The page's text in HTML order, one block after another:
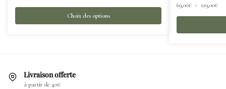
Choix des options
69,00€ – 129,00€
Livraison offerte
à partir de 40€